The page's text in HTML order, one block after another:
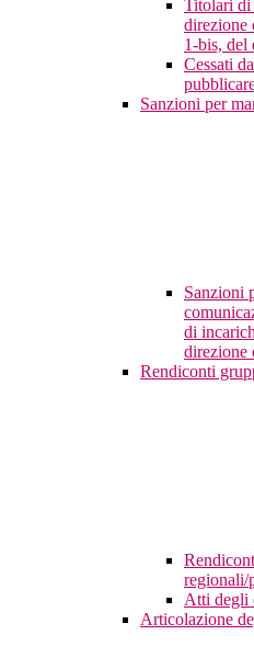
Titolari di
direzione
1-bis, del
Cessati
Sanzioni per
Sanzioni
di
direzione
Rendiconti
regionali/
Atti degli
Articolazione